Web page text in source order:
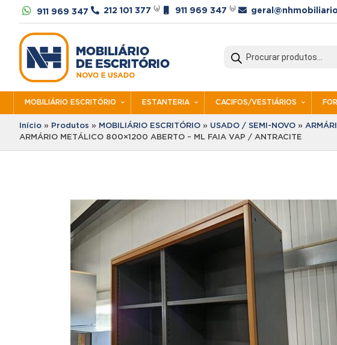
 911 969 347  212 101 377 ⁽ᵃ⁾ 911 969 347 ⁽ᵇ⁾ 
search
MOBILIÁRIO ESCRITÓRIO ESTANTERIA CACIFOS/VESTIÁRIOS
Início » Produtos » MOBILIÁRIO ESCRITÓRIO » USADO / SEMI-NOVO »
ARMÁRIO METÁLICO 800×1200 ABERTO – ML FAIA VAP / ANTRACITE